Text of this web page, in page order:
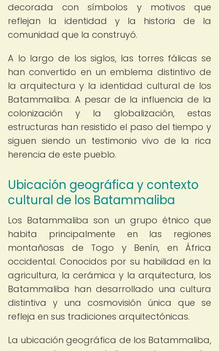
decorada con símbolos y motivos que
reflejan la identidad y la historia de la
comunidad que la construyó.
A lo largo de los siglos, las torres fálicas se
han convertido en un emblema distintivo de
la arquitectura y la identidad cultural de los
Batammaliba. A pesar de la influencia de la
colonización y la globalización, estas
estructuras han resistido el paso del tiempo y
siguen siendo un testimonio vivo de la rica
herencia de este pueblo.
Ubicación geográfica y contexto
cultural de los Batammaliba
Los Batammaliba son un grupo étnico que
habita principalmente en las regiones
montañosas de Togo y Benín, en África
occidental. Conocidos por su habilidad en la
agricultura, la cerámica y la arquitectura, los
Batammaliba han desarrollado una cultura
distintiva y una cosmovisión única que se
refleja en sus tradiciones arquitectónicas.
La ubicación geográfica de los Batammaliba,